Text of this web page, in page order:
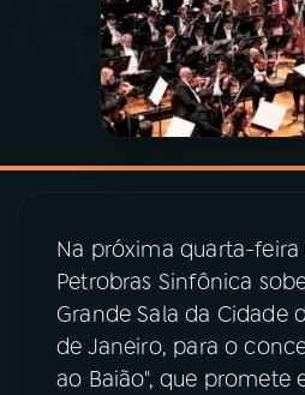
PROGRAMAS
PODCASTS
07ÚLTIMAS
08PRÊMIO RÁDIO MEC
Na próxima quarta-feira
Petrobras Sinfônica
Grande Sala da Cidade
de Janeiro, para o
ao Baião", que promete